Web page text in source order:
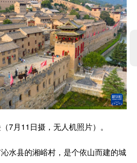
乐 时尚 悦读
一路 亚太网 上市公司
徽 福建 江西
月11日摄，无人机照片）。
县的湘峪村，是个依山而建的城